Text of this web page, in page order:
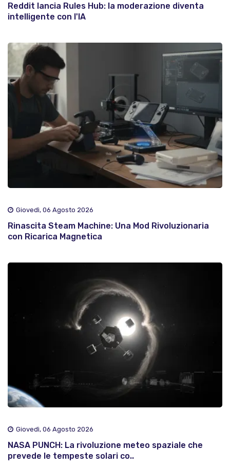
Reddit lancia Rules Hub: la moderazione diventa
intelligente con l'IA
Giovedì, 06 Agosto 2026
Rinascita Steam Machine: Una Mod Rivoluzionaria
con Ricarica Magnetica
Giovedì, 06 Agosto 2026
NASA PUNCH: La rivoluzione meteo spaziale che
prevede le tempeste solari co..